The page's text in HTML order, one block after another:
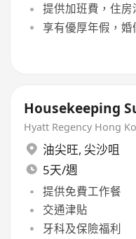
提供加班費，住
享有優厚年假，婚
Housekeeping
Hyatt Regency Hong
油尖旺, 尖沙咀
5天/週
提供免費工作餐
交通津貼
牙科及保險福利